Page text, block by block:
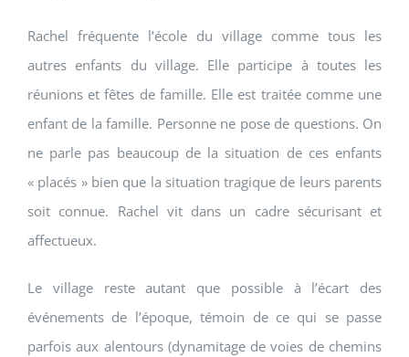
Rachel fréquente l’école du village comme tous les
autres enfants du village. Elle participe à toutes les
réunions et fêtes de famille. Elle est traitée comme une
enfant de la famille. Personne ne pose de questions. On
ne parle pas beaucoup de la situation de ces enfants
« placés » bien que la situation tragique de leurs parents
soit connue. Rachel vit dans un cadre sécurisant et
affectueux.
Le village reste autant que possible à l’écart des
événements de l’époque, témoin de ce qui se passe
parfois aux alentours (dynamitage de voies de chemins